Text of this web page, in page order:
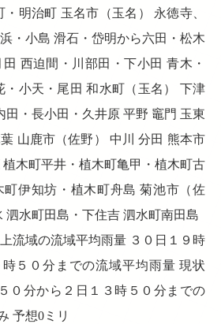
明治町 玉名市（玉名） 永徳寺、
・小島 滑石・岱明から六田・松木
西迫間・川部田・下小田 青木・
・小天・尾田 和水町（玉名） 下津
田・長小田・久井原 平野 竈門 玉東
山鹿市（佐野） 中川 分田 熊本市
植木町平井・植木町亀甲・植木町古
町伊知坊・植木町舟島 菊池市（佐
泗水町田島・下住吉 泗水町南田島
流域の流域平均雨量 ３０日１９時
５０分までの流域平均雨量 現状
０分から２日１３時５０分までの
予想0ミリ